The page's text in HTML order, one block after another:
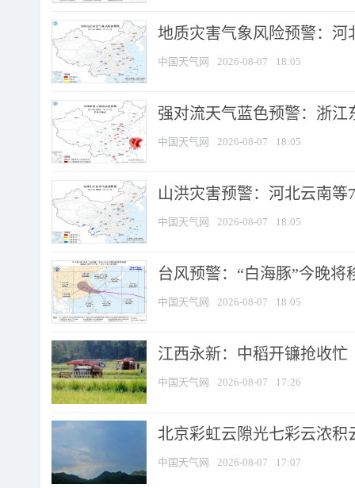
地质灾害气象风险预警：河
中国天气网 2026-08-07 18:05
强对流天气蓝色预警：浙江
中国天气网 2026-08-07 18:05
山洪灾害预警：河北云南
中国天气网 2026-08-07 18:05
台风预警：“白海豚”今晚将
中国天气网 2026-08-07 18:05
江西永新：中稻开镰抢收忙
中国天气网 2026-08-07 17:26
北京彩虹云隙光七彩云浓积
中国天气网 2026-08-07 17:07